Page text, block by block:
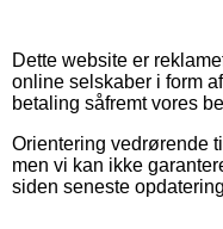
Dette website er
online selskaber i form
betaling såfremt vores
Orientering vedrørende
men vi kan ikke
siden seneste